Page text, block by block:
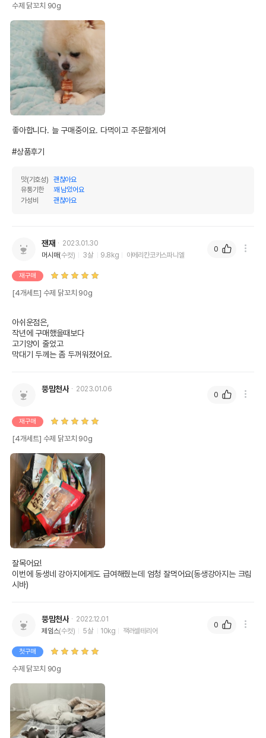
수제 닭꼬치 90g
좋아합니다. 늘 구매중이요. 다먹이고 주문할게여
#상품후기
맛(기호성)
괜찮아요
유통기한
꽤 남았어요
가성비
괜찮아요
잰재
2023.01.30
머시매(수컷) 3살 9.8kg 아메리칸코카스파니엘
재구매
[4개세트] 수제 닭꼬치 90g
아쉬운점은,
작년에 구매했을때보다
고기양이 줄었고
막대기 두께는 좀 두꺼워졌어요.
0
뚱맘천사 2023.01.06
재구매
[4개세트] 수제 닭꼬치 90g
잘목어요!
이번에 동생네 강아지에게도 급여해줬는데 엄청 잘먹어요(동생강아지는 크림
시바)
0
뚱맘천사
2022.12.01
제임스(수컷) 5살 10kg 잭러셀테리어
첫구매
수제 닭꼬치 90g
0